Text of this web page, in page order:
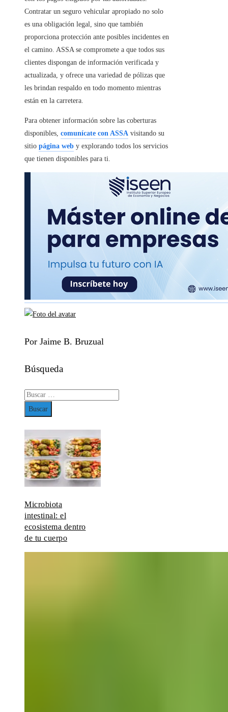
Contratar un seguro vehicular apropiado no solo
es una obligación legal, sino que también
proporciona protección ante posibles incidentes en
el camino. ASSA se compromete a que todos sus
clientes dispongan de información verificada y
actualizada, y ofrece una variedad de pólizas que
les brindan respaldo en todo momento mientras
están en la carretera.
Para obtener información sobre las coberturas
disponibles, comunícate con ASSA visitando su
sitio página web y explorando todos los servicios
que tienen disponibles para ti.
Por Jaime B. Bruzual
Búsqueda
Buscar:
Microbiota
intestinal: el
ecosistema dentro
de tu cuerpo